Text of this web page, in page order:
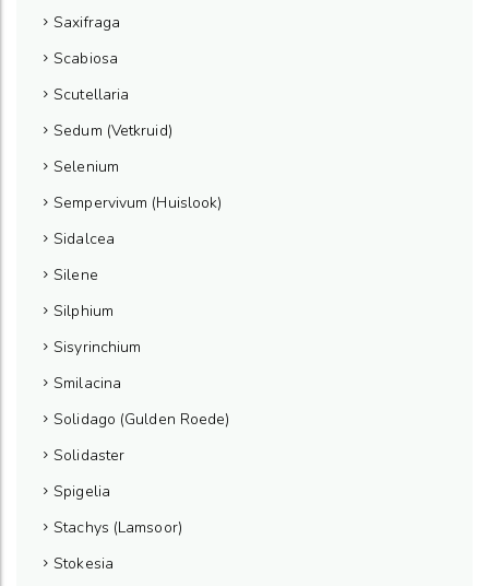
Saxifraga
Scabiosa
Scutellaria
Sedum (Vetkruid)
Selenium
Sempervivum (Huislook)
Sidalcea
Silene
Silphium
Sisyrinchium
Smilacina
Solidago (Gulden Roede)
Solidaster
Spigelia
Stachys (Lamsoor)
Stokesia